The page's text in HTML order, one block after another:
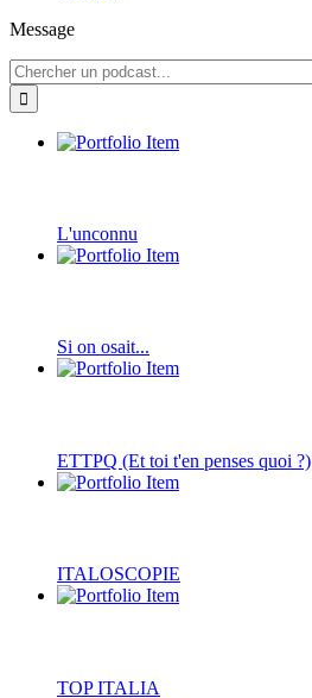
Message
L'unconnu
Si on osait...
ETTPQ (Et toi t'en penses quoi ?)
ITALOSCOPIE
TOP ITALIA